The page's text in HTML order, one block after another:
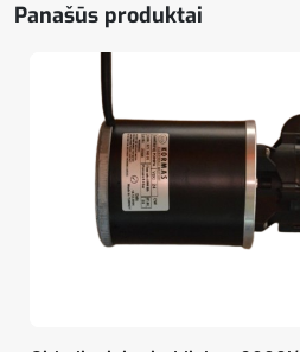
Panašūs produktai